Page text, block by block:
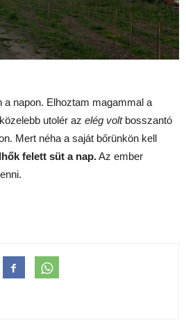
napon. Elhoztam magammal a
utolér az elég voltbosszantó
Mert néha a saját bőrünkön kell
felett süt a nap.Az ember